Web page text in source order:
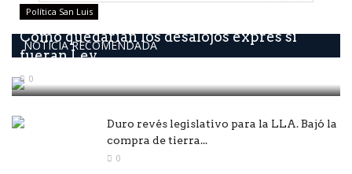
NOTICIA RECOMENDADA
Política San Luis
Como quedarían los desalojos exprés si
fueran Ley
0
Duro revés legislativo para la LLA. Bajó la
compra de tierra...
0